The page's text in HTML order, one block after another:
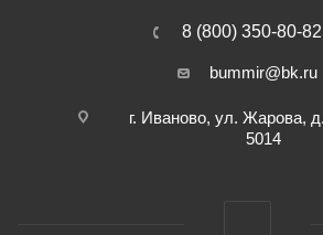
8 (800) 350-80-82
bummir@bk.ru
г. Иваново, ул. Жарова,
5014